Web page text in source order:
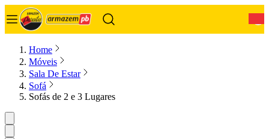
Home
Móveis
Sala De Estar
Sofá
Sofás de 2 e 3 Lugares